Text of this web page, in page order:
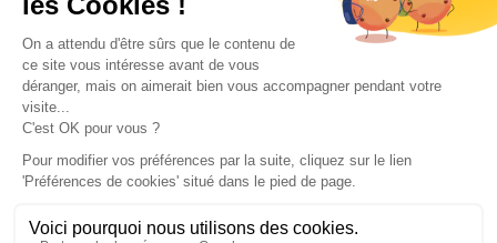
Mentions légales
Politique de cookies
Gérer les cookies
Contacts